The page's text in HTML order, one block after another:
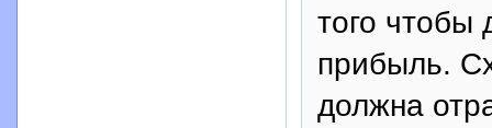
того чтобы
прибыль.
должна